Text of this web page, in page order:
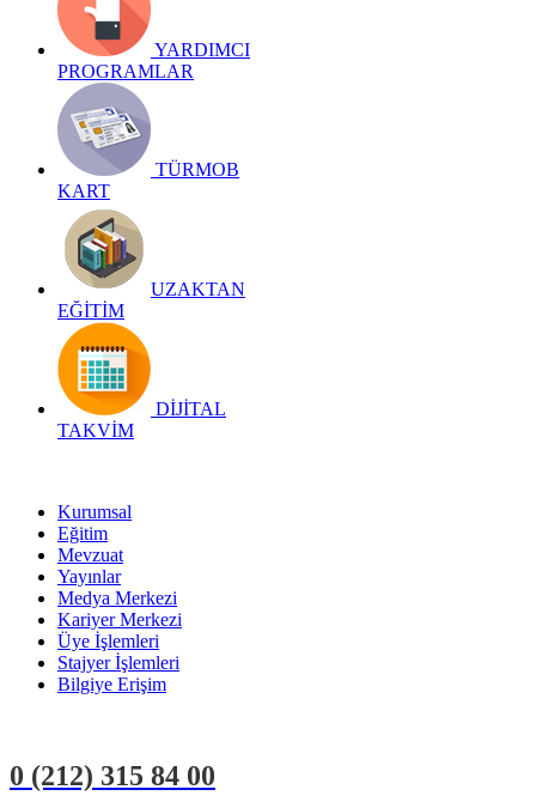
YARDIMCI
PROGRAMLAR
TÜRMOB
KART
UZAKTAN
EĞİTİM
DİJİTAL
TAKVİM
Kurumsal
Eğitim
Mevzuat
Yayınlar
Medya Merkezi
Kariyer Merkezi
Üye İşlemleri
Stajyer İşlemleri
Bilgiye Erişim
0 (212) 315 84 00